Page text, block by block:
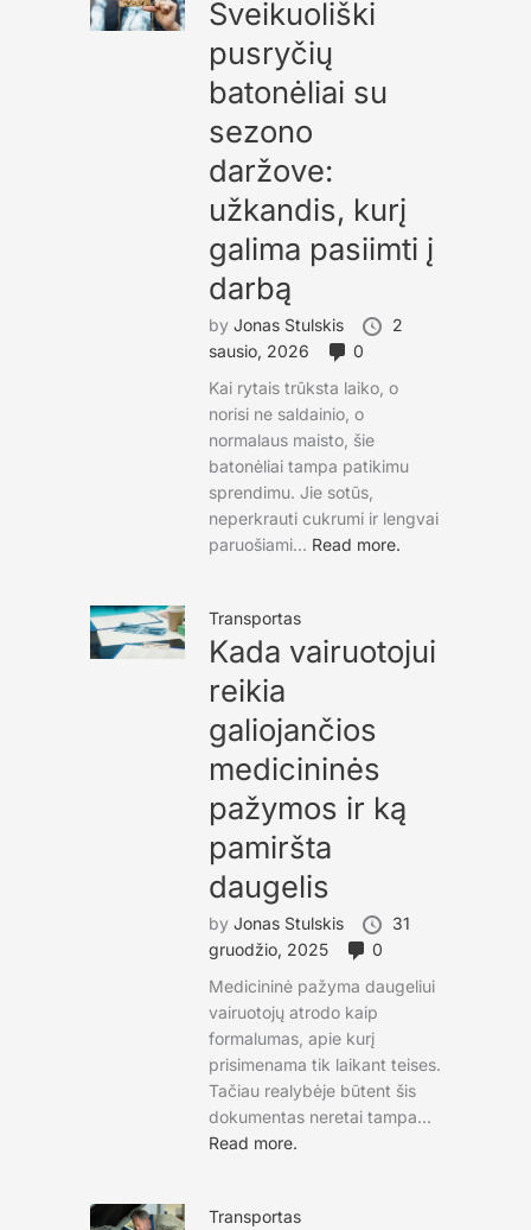
Sveikuoliški
pusryčių
batonėliai su
sezono
daržove:
užkandis, kurį
galima pasiimti į
darbą
by Jonas Stulskis
2
sausio, 2026
0
Kai rytais trūksta laiko, o
norisi ne saldainio, o
normalaus maisto, šie
batonėliai tampa patikimu
sprendimu. Jie sotūs,
neperkrauti cukrumi ir lengvai
paruošiami... Read more.
Transportas
Kada vairuotojui
reikia
galiojančios
medicininės
pažymos ir ką
pamiršta
daugelis
by Jonas Stulskis
31
gruodžio, 2025
0
Medicininė pažyma daugeliui
vairuotojų atrodo kaip
formalumas, apie kurį
prisimenama tik laikant teises.
Tačiau realybėje būtent šis
dokumentas neretai tampa...
Read more.
Transportas